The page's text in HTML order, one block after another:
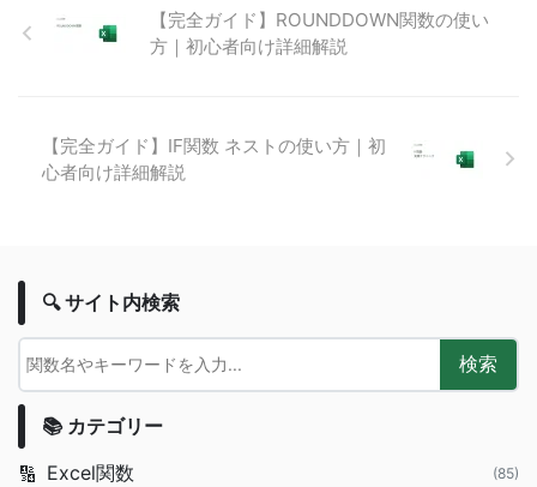
【完全ガイド】ROUNDDOWN関数の使い
方｜初心者向け詳細解説
【完全ガイド】IF関数 ネストの使い方｜初
心者向け詳細解説
🔍 サイト内検索
検索
📚 カテゴリー
🔢 Excel関数 (85)